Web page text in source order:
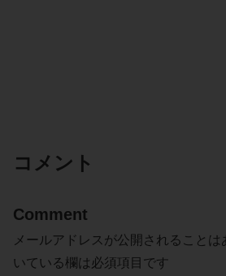
コメント
Comment
メールアドレスが公開されることは
いている欄は必須項目です